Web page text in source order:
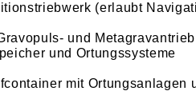
(erlaubt
und Metagravantrieb
und Ortungssysteme
mit Ortungsanlagen